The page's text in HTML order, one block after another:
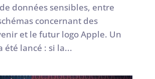
données sensibles, entre
concernant des
et le futur logo Apple. Un
été lancé : si la...